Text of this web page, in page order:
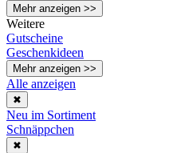
Mehr anzeigen >>
Weitere
Gutscheine
Geschenkideen
Mehr anzeigen >>
Alle anzeigen
✖
Neu im Sortiment
Schnäppchen
✖